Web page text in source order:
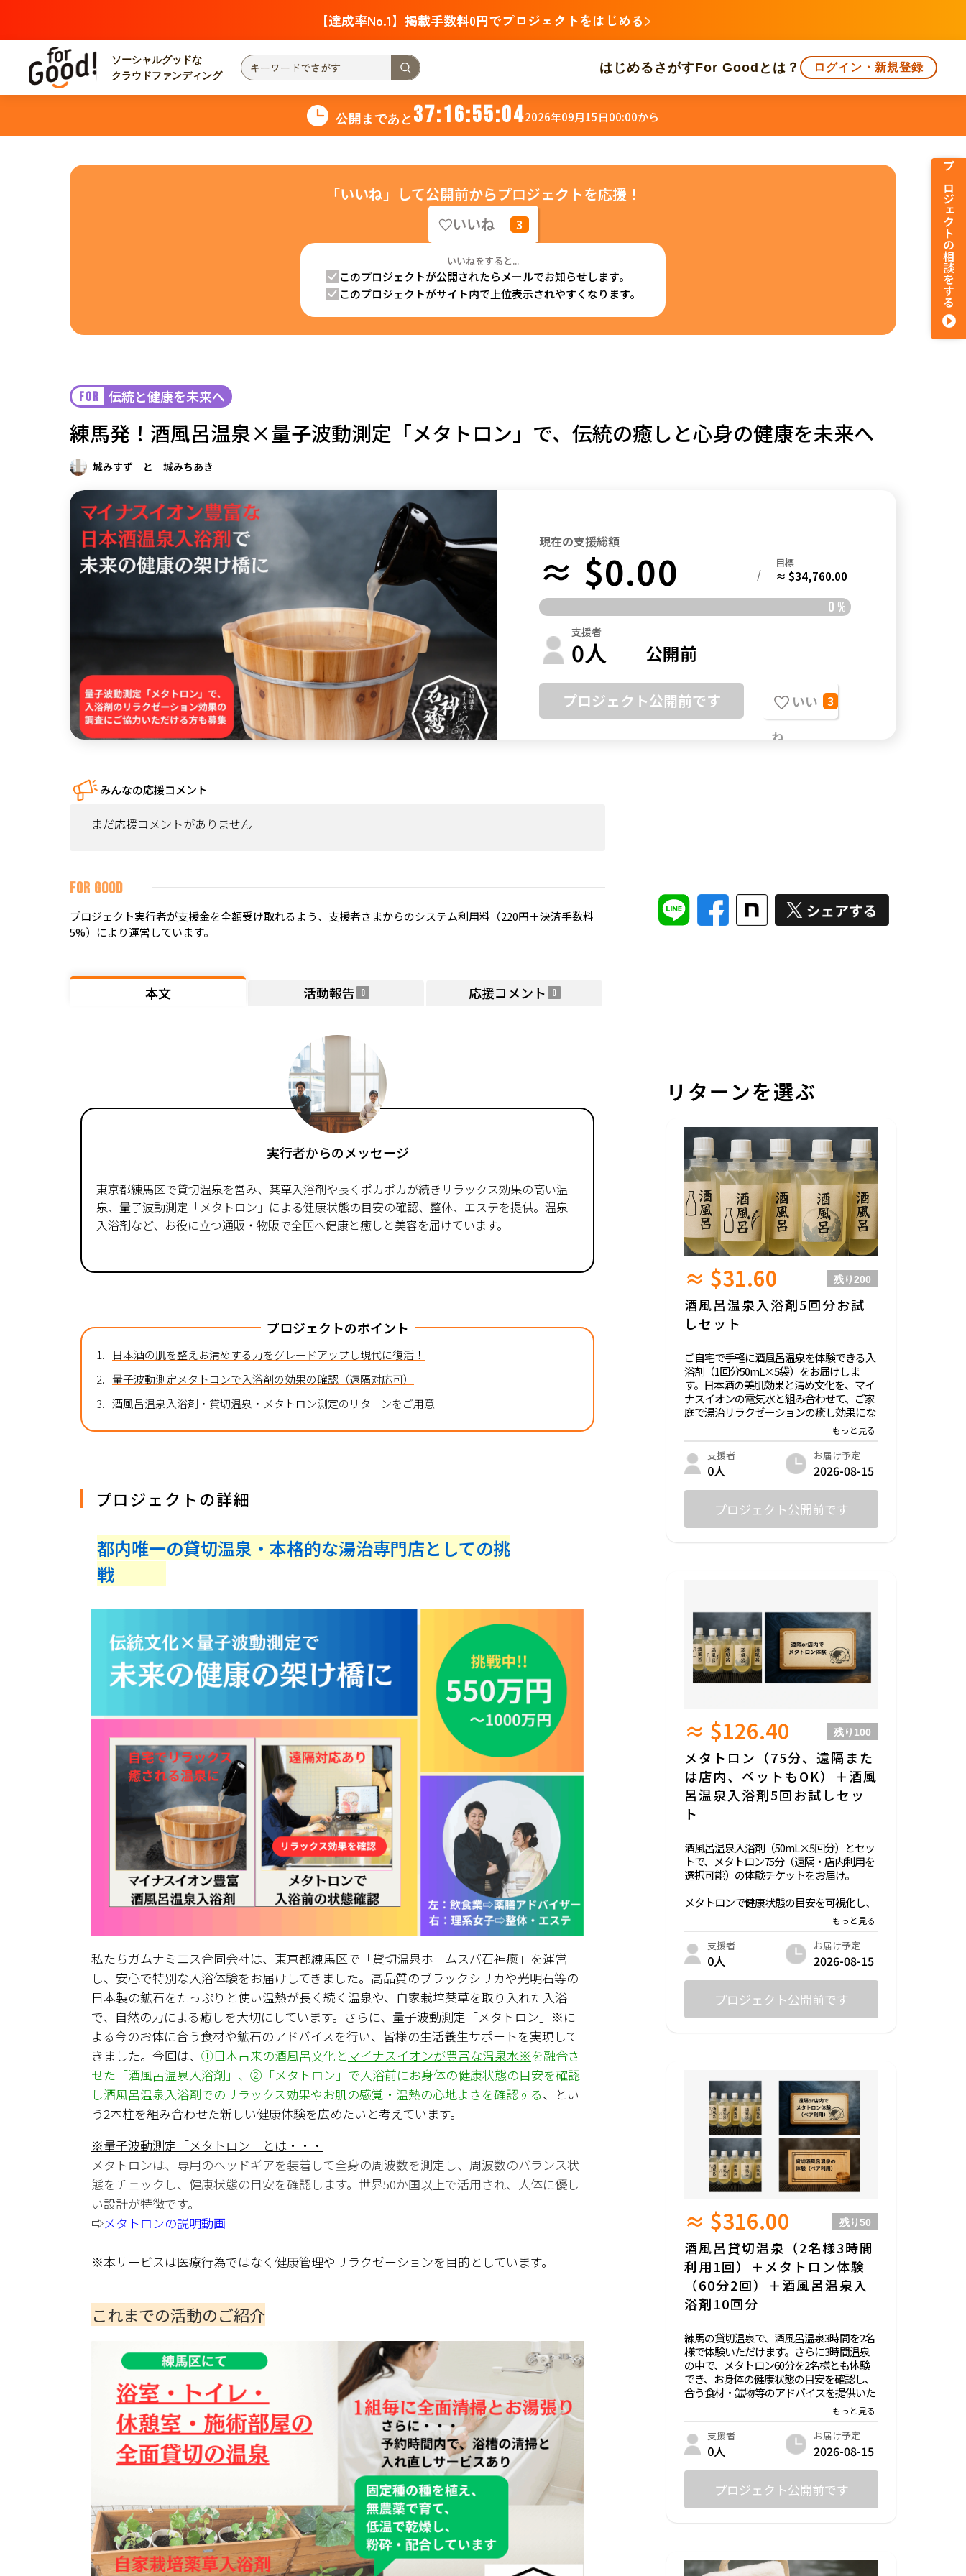
【達成率No.1】掲載手数料0円でプロジェクトをはじめる
ソーシャルグッドな
クラウドファンディング
はじめる さがすFor Goodとは？ ログイン・新規登録
注目 新着 支援金額が多い 支援人数が多い 終了日が近い
カテゴリーからさがす 国際協力 医療・福祉 子ども・教育 動物 地域活性 フード・農業 文化 環境・エシカル
人権・マイノリティ
岩手 宮城 秋田 山形
埼玉 千葉
新潟 富山 石川 福井 山梨 長野 岐阜 静岡 愛知
三重 滋賀 京都 大阪 兵庫 奈良 和歌山
中国
九州・沖縄
公開まであと 37:16:55:032026年09月15日00:00から
「いいね」して公開前からプロジェクトを応援！
いいね
3
いいねをすると...
このプロジェクトが公開されたらメールでお知らせします。
このプロジェクトがサイト内で上位表示されやすくなります。
FOR 伝統と健康を未来へ
練馬発！酒風呂温泉×量子波動測定「メタトロン」で、伝統の癒しと心身の健康を未来へ
城みすず と 城みちあき
現在の支援総額
≈ $0.00 /
目標
≈ $34,760.00
0 %
支援者
0人 公開前
プロジェクト公開前です
いい
ね
3
みんなの応援コメント
まだ応援コメントがありません
FOR GOOD
プロジェクト実行者が支援金を全額受け取れるよう、支援者さまからのシステム利用料（220円＋決済手数料
5%）により運営しています。
プロジェクトの相談をする
本文 活動報告 0 応援コメント 0
実行者からのメッセージ
東京都練馬区で貸切温泉を営み、薬草入浴剤や長くポカポカが続きリラックス効果の高い温
泉、量子波動測定「メタトロン」による健康状態の目安の確認、整体、エステを提供。温泉
入浴剤など、お役に立つ通販・物販で全国へ健康と癒しと美容を届けています。
プロジェクトのポイント
1.
日本酒の肌を整えお清めする力をグレードアップし現代に復活！
2. 量子波動測定メタトロンで入浴剤の効果の確認（遠隔対応可）
3. 酒風呂温泉入浴剤・貸切温泉・メタトロン測定のリターンをご用意
プロジェクトの詳細
都内唯一の貸切温泉・本格的な湯治専門店としての挑
戦
私たちガムナミエス合同会社は、東京都練馬区で「貸切温泉ホームスパ石神癒」を運営
し、安心で特別な入浴体験をお届けしてきました。高品質のブラックシリカや光明石等の
日本製の鉱石をたっぷりと使い温熱が長く続く温泉や、自家栽培薬草を取り入れた入浴
で、自然の力による癒しを大切にしています。さらに、 量子波動測定「メタトロン」※に
よる今のお体に合う食材や鉱石のアドバイスを行い、皆様の生活養生サポートを実現して
きました。今回は、 ①日本古来の酒風呂文化とマイナスイオンが豊富な温泉水※を融合さ
せた「酒風呂温泉入浴剤」、②「メタトロン」で入浴前にお身体の健康状態の目安を確認
し酒風呂温泉入浴剤でのリラックス効果やお肌の感覚・温熱の心地よさを確認する、とい
う2本柱を組み合わせた新しい健康体験を広めたいと考えています。
※量子波動測定「メタトロン」とは・・・
メタトロンは、専用のヘッドギアを装着して全身の周波数を測定し、周波数のバランス状
態をチェックし、健康状態の目安を確認します。世界50か国以上で活用され、人体に優し
い設計が特徴です。
⇨メタトロンの説明動画
※本サービスは医療行為ではなく健康管理やリラクゼーションを目的としています。
これまでの活動のご紹介
リターンを選ぶ
≈ $31.60 残り200
酒風呂温泉入浴剤5回分お試
しセット
ご自宅で手軽に酒風呂温泉を体験できる入
浴剤（1回分50mL×5袋）をお届けしま
す。日本酒の美肌効果と清め文化を、マイ
ナスイオンの電気水と組み合わせて、ご家
庭で湯治リラクゼーションの癒し効果にな
るよう再現しました。お礼メール付き。
入浴剤の特徴：美しい自然で有名な熊本県
人吉地方の温泉水でつくられた伝統工法の
焼酎、マイナスイオンを豊富に含んだ電解
電子機能水がバランスよく配合されていま
す。普段のお風呂が酒風呂温泉になり、し
支援者
0人
お届け予定
2026-08-15
プロジェクト公開前です
≈ $126.40 残り 100
メタトロン（75分、遠隔また
は店内、ペットもOK）＋酒風
呂温泉入浴剤5回お試しセッ
ト
酒風呂温泉入浴剤（50mL×5回分）とセッ
トで、メタトロン75分（遠隔・店内利用を
選択可能）の体験チケットをお届け。
メタトロンで健康状態の目安を可視化し、
今のお体に合う食品や鉱石のアドバイスを
ご提供。メタトロンの後に酒風呂貸切温泉
をご堪能いただけます。メタトロンの後に
マイナスイオンたっぷりしっとりポカポカ
温まる酒風呂温泉で体表から全身を癒す、
特別な湯治リラクゼーション体験をぜひ。
入浴後に酒風呂温泉入浴剤でのリラックス
①メタトロンを店内でご利用なさる場合、
移動の交通費は自己負担となります。遠方
の方は、交通費のご負担を踏まえて「遠
隔」でのお申し込みを推奨いたします。
遠隔の際にご用意いただくのは、LINEのア
プリで無料通話ができる携帯電話、メタト
ロンの画面を同時進行で見たい方のみパソ
コン等の媒体とネットが使える環境になっ
ていることです。
②メタトロンの対象：8才以上の方
人間換算で8才以上の
動物（ケージ必須、遠隔で１匹30分×2回
迄）
③酒風呂温泉入浴剤の特徴：美しい自然で
有名な熊本県人吉地方の温泉水でつくられ
た伝統工法の焼酎、マイナスイオンを豊富
合されています。普段のお風呂が酒風呂温
泉になり、しっとりポカポカでリラックス
できます。アルコールが苦手な方と動物の
皆様はお控えください。
支援者
0人
お届け予定
2026-08-15
プロジェクト公開前です
≈ $316.00 残り50
酒風呂貸切温泉（2名様3時間
利用1回）＋メタトロン体験
（60分2回）＋酒風呂温泉入
浴剤10回分
練馬の貸切温泉で、酒風呂温泉3時間を2名
様で体験いただけます。さらに3時間温泉
の中で、メタトロン60分を2名様とも体験
でき、お身体の健康状態の目安を確認し、
合う食材・鉱物等のアドバイスを提供いた
します。酒風呂温泉入浴剤（50mL×10回
分）付き。温泉・美容・健康を一度に楽し
める贅沢なリターンです。
なお、店舗にお越しに慣れない場合は、遠
隔メタトロン60分×3回に置き換え可能
で、ご本人様のご氏名を紹介者様としてお
伝えいただければ、ご紹介者様もご利用い
す。遠方の方は、交通費のご負担を踏まえ
支援者
0人
お届け予定
2026-08-15
プロジェクト公開前です